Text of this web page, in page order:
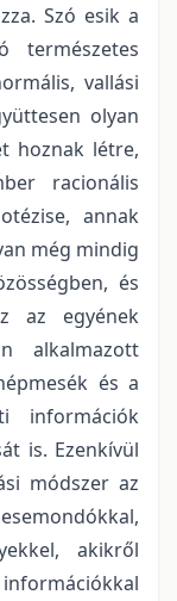
Szó esik a
természetes
vallási
olyan
hoznak létre,
racionális
annak
még mindig
és
az egyének
alkalmazott
és a
információk
is. Ezenkívül
módszer az
akikről